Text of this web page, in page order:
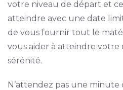
votre niveau de départ et
atteindre avec une date
de vous fournir tout le
vous aider à atteindre
sérénité.
N’attendez pas une minute